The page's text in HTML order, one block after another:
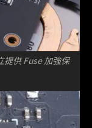
提供 Fuse 加強保